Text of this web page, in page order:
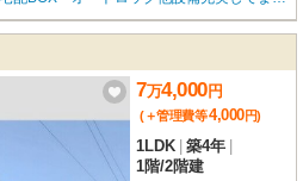
7万4,000円
(＋管理費等4,000円)
1LDK 築4年
1階/2階建